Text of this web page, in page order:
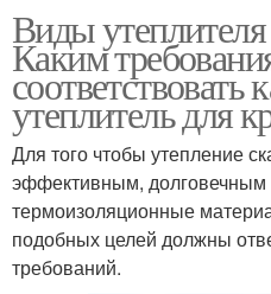
Виды
Каким
соответствовать
утеплитель для
Для того чтобы утепление
эффективным, долговечным
термоизоляционные
подобных целей должны
требований.